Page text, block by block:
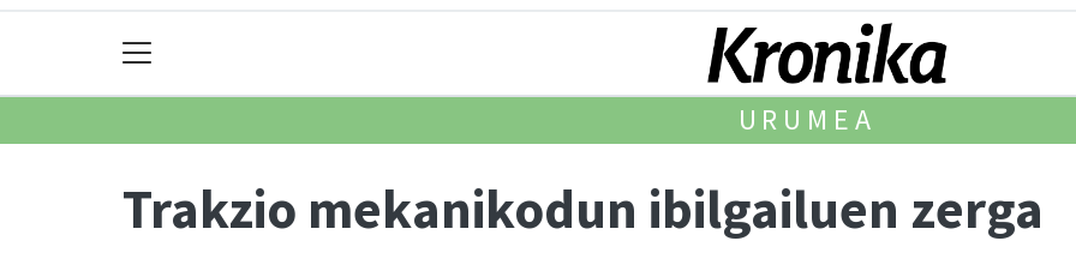
URUMEA
Trakzio mekanikodun ibilgailuen zerga